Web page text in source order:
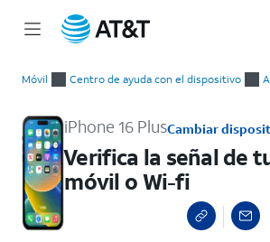
Móvil Centro de ayuda con el dispositivo
iPhone 16 PlusCambiar
Verifica la señal de
móvil o Wi-fi